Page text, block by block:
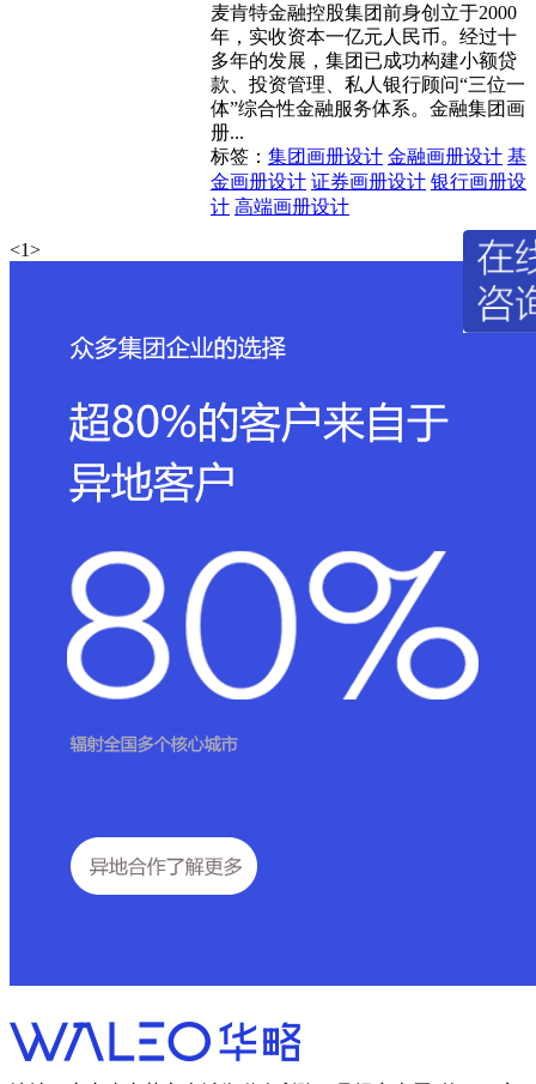
麦肯特金融控股集团前身创立于2000
年，实收资本一亿元人民币。经过十
多年的发展，集团已成功构建小额贷
款、投资管理、私人银行顾问“三位一
体”综合性金融服务体系。金融集团画
册...
标签： 集团画册设计 金融画册设计 基
金画册设计 证券画册设计 银行画册设
计 高端画册设计
<1>